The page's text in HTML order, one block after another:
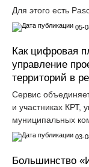
Для этого есть
05-
Как цифровая
управление
территорий в
Сервис
и участниках КРТ,
муниципальных
03-
Большинство